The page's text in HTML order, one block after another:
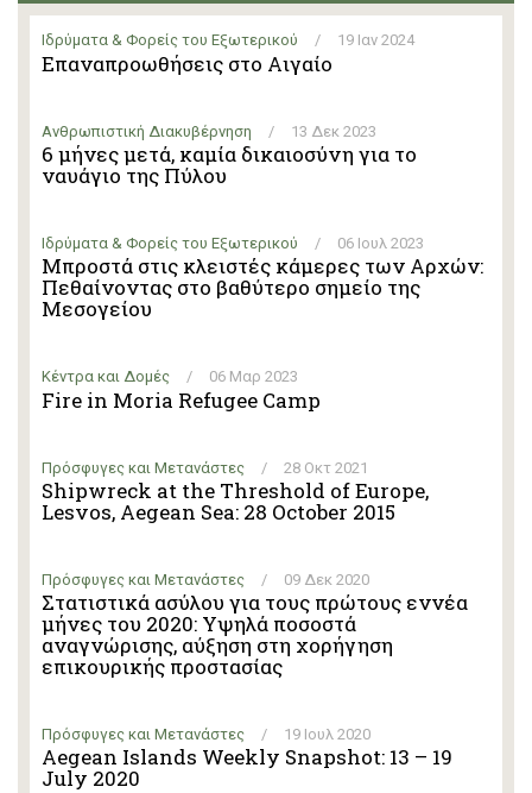
Ιδρύματα & Φορείς του Εξωτερικού / 19 Ιαν 2024
Επαναπροωθήσεις στο Αιγαίο
Ανθρωπιστική Διακυβέρνηση / 13 Δεκ 2023
6 μήνες μετά, καμία δικαιοσύνη για το
ναυάγιο της Πύλου
Ιδρύματα & Φορείς του Εξωτερικού / 06 Ιουλ 2023
Μπροστά στις κλειστές κάμερες των Αρχών:
Πεθαίνοντας στο βαθύτερο σημείο της
Μεσογείου
Κέντρα και Δομές / 06 Μαρ 2023
Fire in Moria Refugee Camp
Πρόσφυγες και Μετανάστες / 28 Οκτ 2021
Shipwreck at the Threshold of Europe,
Lesvos, Aegean Sea: 28 October 2015
Πρόσφυγες και Μετανάστες / 09 Δεκ 2020
Στατιστικά ασύλου για τους πρώτους εννέα
μήνες του 2020: Υψηλά ποσοστά
αναγνώρισης, αύξηση στη χορήγηση
επικουρικής προστασίας
Πρόσφυγες και Μετανάστες / 19 Ιουλ 2020
Aegean Islands Weekly Snapshot: 13 – 19
July 2020